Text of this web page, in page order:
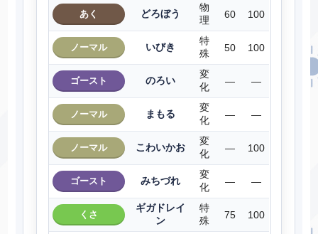
あく どろぼう
物
理
60 100
ノーマル いびき
特
殊
50 100
ゴースト のろい
変
化
― ―
ノーマル まもる
変
化
― ―
ノーマル こわいかお
変
化
― 100
ゴースト みちづれ
変
化
― ―
くさ
ギガドレイ
ン
特
殊
75 100